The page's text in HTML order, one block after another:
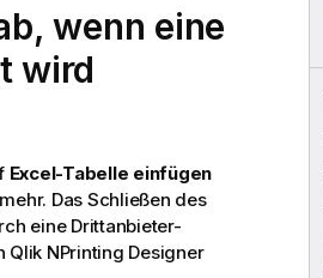
wenn eine
wird
Excel-Tabelle einfügen
Das Schließen des
eine Drittanbieter-
Qlik NPrinting Designer